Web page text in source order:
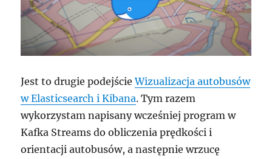
Jest to drugie podejścieWizualizacja autobusów
w Elasticsearch i Kibana. Tym razem
wykorzystam napisany wcześniej program w
Kafka Streams do obliczenia prędkości i
orientacji autobusów, a następnie wrzucę